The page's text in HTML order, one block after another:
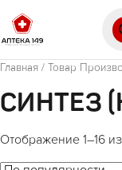
Главная / Товар
СИНТЕЗ
Отображение 1–16